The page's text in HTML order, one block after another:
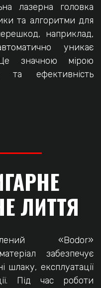
лазерна головка
та алгоритми для
наприклад,
уникає
значною мірою
та ефективність
ЛИТТЯ
«Bodor»
забезпечує
шлаку, експлуатації
Під час роботи